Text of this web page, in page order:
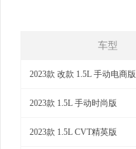
车型
2023款 改款 1.5L 手动电商版
2023款 1.5L 手动时尚版
2023款 1.5L CVT精英版